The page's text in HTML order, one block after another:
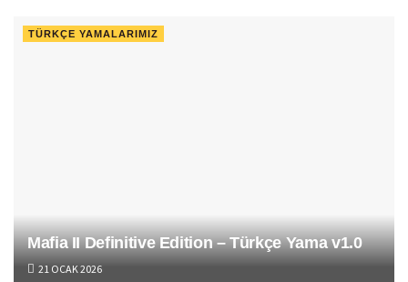
TÜRKÇE YAMALARIMIZ
Mafia II Definitive Edition – Türkçe Yama v1.0
21 OCAK 2026